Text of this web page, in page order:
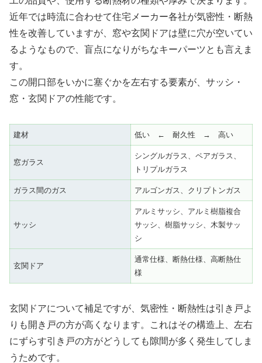
近年では時流に合わせて住宅メーカー各社が気密性・断熱
性を改善していますが、窓や玄関ドアは壁に穴が空いてい
るようなもので、盲点になりがちなキーパーツとも言えま
す。
この開口部をいかに塞ぐかを左右する要素が、サッシ・
窓・玄関ドアの性能です。
建材 低い ← 耐久性 → 高い
窓ガラス
シングルガラス、ペアガラス、
トリプルガラス
ガラス間のガス アルゴンガス、クリプトンガス
サッシ
アルミサッシ、アルミ樹脂複合
サッシ、樹脂サッシ、木製サッ
シ
玄関ドア
通常仕様、断熱仕様、高断熱仕
様
玄関ドアについて補足ですが、気密性・断熱性は引き戸よ
りも開き戸の方が高くなります。これはその構造上、左右
にずらす引き戸の方がどうしても隙間が多く発生してしま
うためです。